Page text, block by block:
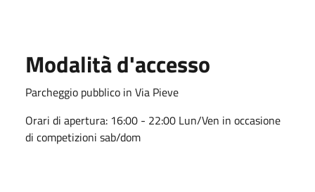
Modalità d'accesso
Parcheggio pubblico in Via Pieve
Orari di apertura: 16:00 - 22:00 Lun/Ven in occasione
di competizioni sab/dom